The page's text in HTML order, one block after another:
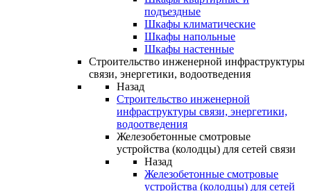
подъездные
Шкафы климатические
Шкафы напольные
Шкафы настенные
Строительство инженерной инфраструктуры
связи, энергетики, водоотведения
Назад
Строительство инженерной
инфраструктуры связи, энергетики,
водоотведения
Железобетонные смотровые
устройства (колодцы) для сетей связи
Назад
Железобетонные смотровые
устройства (колодцы) для сетей